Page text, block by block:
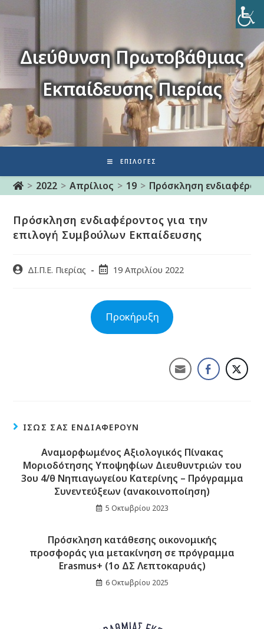
Διεύθυνση Πρωτοβάθμιας
Εκπαίδευσης Πιερίας
ΕΠΙΛΟΓΈΣ
> 2022 > Απρίλιος > 19 > Πρόσκληση
Πρόσκληση ενδιαφέροντος για την
επιλογή Συμβούλων Εκπαίδευσης
ΔΙ.Π.Ε. Πιερίας 19 Απριλίου 2022
Προκήρυξη
ΊΣΩΣ ΣΑΣ ΕΝΔΙΑΦΈΡΟΥΝ
Αναμορφωμένος Αξιολογικός Πίνακας
Μοριοδότησης Υποψηφίων Διευθυντριών του
3ου 4/θ Νηπιαγωγείου Κατερίνης – Πρόγραμμα
Συνεντεύξεων (ανακοινοποίηση)
5 Οκτωβρίου 2023
Πρόσκληση κατάθεσης οικονομικής
προσφοράς για μετακίνηση σε πρόγραμμα
Erasmus+ (1ο ΔΣ Λεπτοκαρυάς)
6 Οκτωβρίου 2025